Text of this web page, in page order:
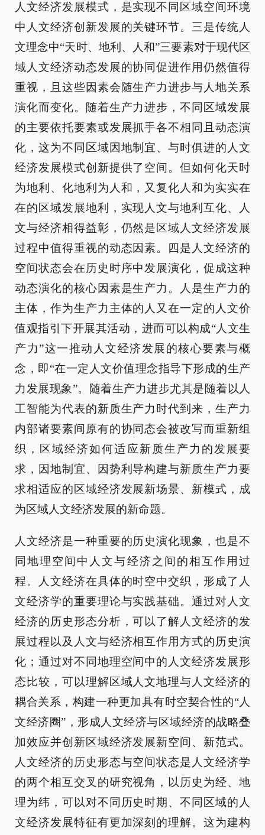
人文经济发展模式，是实现不同区域空间环境
中人文经济创新发展的关键环节。三是传统人
文理念中“天时、地利、人和”三要素对于现代区
域人文经济动态发展的协同促进作用仍然值得
重视，且这些因素会随生产力进步与人地关系
演化而变化。随着生产力进步，不同区域发展
的主要依托要素或发展抓手各不相同且动态演
化，这为不同区域因地制宜、与时俱进的人文
经济发展模式创新提供了空间。但如何化天时
为地利、化地利为人和，又复化人和为实实在
在的区域发展地利，实现人文与地利互化、人
文与经济相得益彰，仍然是区域人文经济发展
过程中值得重视的动态因素。四是人文经济的
空间状态会在历史时序中发展演化，促成这种
动态演化的核心因素是生产力。人是生产力的
主体，作为生产力主体的人又在一定的人文价
值观指引下开展其活动，进而可以构成“人文生
产力”这一推动人文经济发展的核心要素与概
念，即“在一定人文价值理念指导下形成的生产
力发展现象”。随着生产力进步尤其是随着以人
工智能为代表的新质生产力时代到来，生产力
内部诸要素间原有的协同态会被改写而重新组
织，区域经济如何适应新质生产力的发展要
求，因地制宜、因势利导构建与新质生产力要
求相适应的区域经济发展新场景、新模式，成
为区域人文经济发展的新命题。
人文经济是一种重要的历史演化现象，也是不
同地理空间中人文与经济之间的相互作用过
程。人文经济在具体的时空中交织，形成了人
文经济学的重要理论与实践基础。通过对人文
经济的历史形态分析，可以了解人文经济的发
展过程以及人文与经济相互作用方式的历史演
化；通过对不同地理空间中的人文经济发展形
态比较，可以理解区域人文地理与人文经济的
耦合关系，构建一种更加具有时空契合性的“人
文经济圈”，形成人文经济与区域经济的战略叠
加效应并创新区域经济发展新空间、新范式。
人文经济的历史形态与空间状态是人文经济学
的两个相互交叉的研究视角，以历史为经、地
理为纬，可以对不同历史时期、不同区域的人
文经济发展特征有更加深刻的理解。这为建构